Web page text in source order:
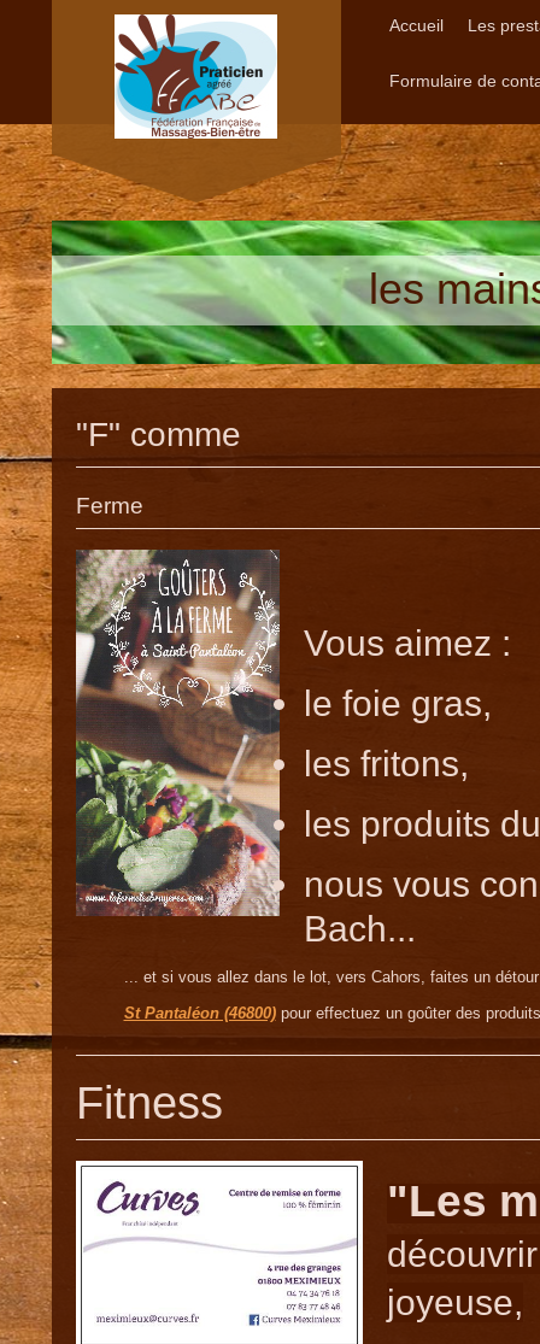
Accueil Les
Formulaire de
les
"F" comme
Ferme
Vous aimez :
le foie gras,
les fritons,
les produits
nous vous
Bach...
... et si vous allez dans le lot, vers Cahors, faites un
St Pantaléon (46800)pour effectuez un goûter des
Fitness
"Les
joyeuse,